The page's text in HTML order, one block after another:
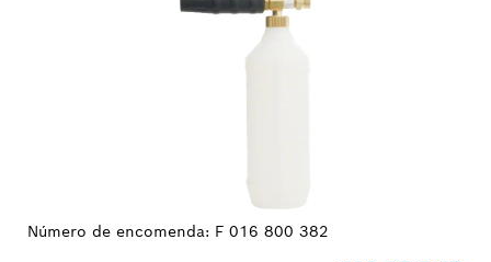
Número de encomenda: F 016 800 382